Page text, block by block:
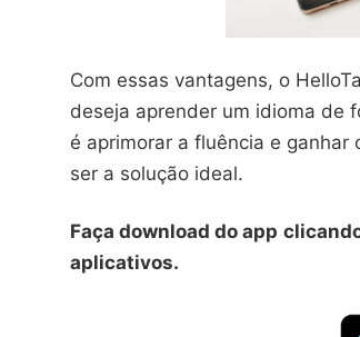
Com essas vantagens, o
deseja aprender um idioma de
é aprimorar a fluência e
ser a solução ideal.
Faça download do app
aplicativos.